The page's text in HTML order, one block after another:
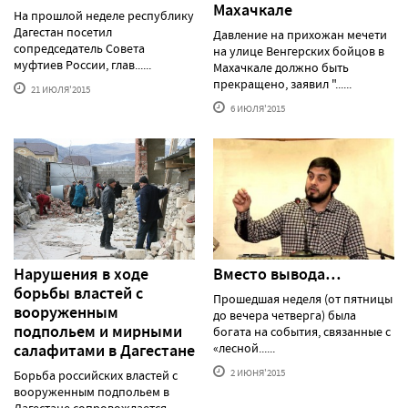
На прошлой неделе республику
Дагестан посетил
сопредседатель Совета
муфтиев России, глав......
21 ИЮЛЯ'2015
Махачкале
Давление на прихожан мечети
на улице Венгерских бойцов в
Махачкале должно быть
прекращено, заявил "......
6 ИЮЛЯ'2015
Нарушения в ходе
борьбы властей с
вооруженным
подпольем и мирными
салафитами в Дагестане
Борьба российских властей с
вооруженным подпольем в
Вместо вывода…
Прошедшая неделя (от пятницы
до вечера четверга) была
богата на события, связанные с
«лесной......
2 ИЮНЯ'2015